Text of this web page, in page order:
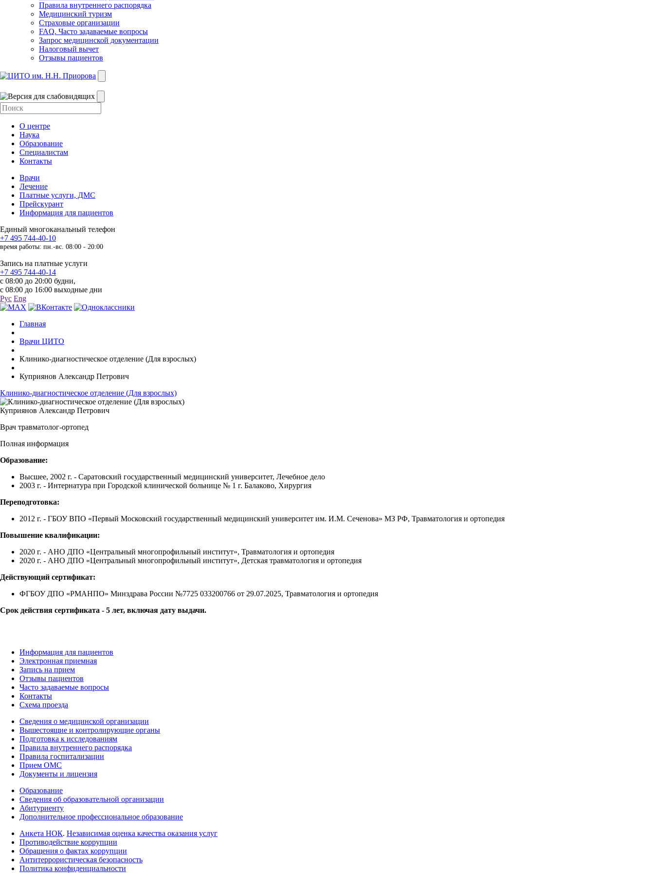
Правила внутреннего распорядка
Медицинский туризм
Страховые организации
FAQ. Часто задаваемые вопросы
Запрос медицинской документации
Налоговый вычет
Отзывы пациентов
О центре
Наука
Образование
Специалистам
Контакты
Врачи
Лечение
Платные услуги, ДМС
Прейскурант
Информация для пациентов
Единый многоканальный телефон
+7 495 744-40-10
время работы: пн.-вс. 08:00 - 20:00
Запись на платные услуги
+7 495 744-40-14
с 08:00 до 20:00 будни,
с 08:00 до 16:00 выходные дни
Рус Eng
Главная
Врачи ЦИТО
Клинико-диагностическое отделение (Для взрослых)
Куприянов Александр Петрович
Клинико-диагностическое отделение (Для взрослых)
Куприянов Александр Петрович
Врач травматолог-ортопед
Полная информация
Образование:
Высшее, 2002 г. - Саратовский государственный медицинский университет, Лечебное дело
2003 г. - Интернатура при Городской клинической больнице № 1 г. Балаково, Хирургия
Переподготовка:
2012 г. - ГБОУ ВПО «Первый Московский государственный медицинский университет им. И.М. Сеченова» МЗ РФ, Травматология и ортопедия
Повышение квалификации:
2020 г. - АНО ДПО «Центральный многопрофильный институт», Травматология и ортопедия
2020 г. - АНО ДПО «Центральный многопрофильный институт», Детская травматология и ортопедия
Действующий сертификат:
ФГБОУ ДПО «РМАНПО» Минздрава России №7725 033200766 от 29.07.2025, Травматология и ортопедия
Срок действия сертификата - 5 лет, включая дату выдачи.
Информация для пациентов
Электронная приемная
Запись на прием
Отзывы пациентов
Часто задаваемые вопросы
Контакты
Схема проезда
Сведения о медицинской организации
Вышестоящие и контролирующие органы
Подготовка к исследованиям
Правила внутреннего распорядка
Правила госпитализации
Прием ОМС
Документы и лицензия
Образование
Сведения об образовательной организации
Абитуриенту
Дополнительное профессиональное образование
Анкета НОК. Независимая оценка качества оказания услуг
Противодействие коррупции
Обращения о фактах коррупции
Антитеррористическая безопасность
Политика конфиденциальности